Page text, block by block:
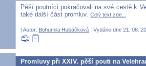
Pěší poutníci pokračovali na své cestě k
také další část promluv. Celý text zde...
| Autor: Bohumila Hubáčková | Vydáno dne 21. 08.
Promluvy při XXIV. pěší pouti na